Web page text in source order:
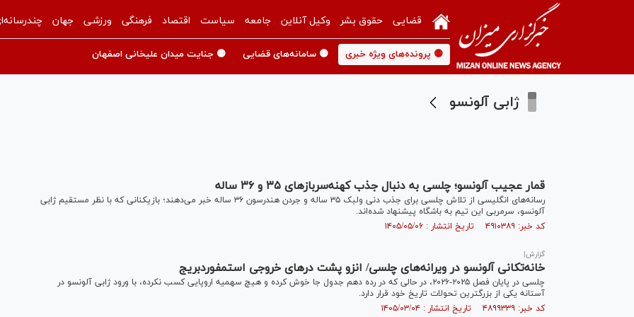
قضایی حقوق بشر وکیل آنلاین جامعه سیاست اقتصاد فرهنگی ورزشی جهان
🟡 پرونده‌های ویژه خبری 🟡 سامانه‌های قضایی 🟡 جنایت میدان علیخانی اصفهان
ژابی آلونسو
قمار عجیب آلونسو؛ چلسی به دنبال جذب کهنه‌سرباز‌های ۳۵ و ۳۶ ساله
رسانه‌های انگلیسی از تلاش چلسی برای جذب دنی ولبک ۳۵ ساله و جردن هندرسون ۳۶ ساله خبر می‌دهند؛ بازیکنانی که با نظر مستقیم ژابی
آلونسو، سرمربی این تیم به باشگاه پیشنهاد شده‌اند.
کد خبر: ۴۹۱۰۳۸۹ تاریخ انتشار : ۱۴۰۵/۰۵/۰۶
گزارش|
خانه‌تکانی آلونسو در ویرانه‌های چلسی/ انزو پشت در‌های خروجی استمفوردبریج
چلسی در پایان فصل ۲۰۲۵-۲۰۲۶، در حالی که در رده دهم جدول جا خوش کرده و هیچ سهمیه اروپایی کسب نکرده، با ورود ژابی آلونسو در
آستانه یکی از بزرگترین تحولات تاریخ خود قرار دارد.
کد خبر: ۴۸۹۹۳۳۹ تاریخ انتشار : ۱۴۰۵/۰۳/۰۴